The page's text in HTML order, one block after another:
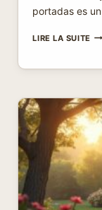
portadas es
LIRE LA SUITE